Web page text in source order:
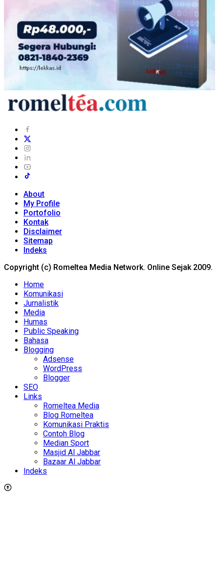
About
My Profile
Portofolio
Kontak
Disclaimer
Sitemap
Indeks
Copyright (c) Romeltea Media Network. Online Sejak 2009.
Home
Komunikasi
Jurnalistik
Media
Humas
Public Speaking
Bahasa
Blogging
Adsense
WordPress
Blogger
SEO
Links
Romeltea Media
Blog Romeltea
Komunikasi Praktis
Contoh Blog
Median Sport
Masjid Al Jabbar
Bazaar Al Jabbar
Indeks